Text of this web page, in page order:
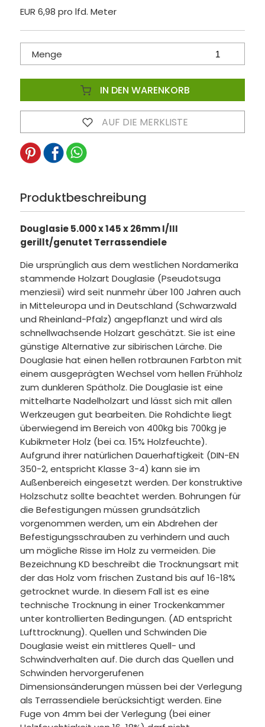
EUR 6,98 pro lfd. Meter
Menge
IN DEN WARENKORB
AUF DIE MERKLISTE
Produktbeschreibung
Douglasie 5.000 x 145 x 26mm I/III
gerillt/genutet Terrassendiele
Die ursprünglich aus dem westlichen Nordamerika
stammende Holzart Douglasie (Pseudotsuga
menziesii) wird seit nunmehr über 100 Jahren auch
in Mitteleuropa und in Deutschland (Schwarzwald
und Rheinland-Pfalz) angepflanzt und wird als
schnellwachsende Holzart geschätzt. Sie ist eine
günstige Alternative zur sibirischen Lärche. Die
Douglasie hat einen hellen rotbraunen Farbton mit
einem ausgeprägten Wechsel vom hellen Frühholz
zum dunkleren Spätholz. Die Douglasie ist eine
mittelharte Nadelholzart und lässt sich mit allen
Werkzeugen gut bearbeiten. Die Rohdichte liegt
überwiegend im Bereich von 400kg bis 700kg je
Kubikmeter Holz (bei ca. 15% Holzfeuchte).
Aufgrund ihrer natürlichen Dauerhaftigkeit (DIN-EN
350-2, entspricht Klasse 3-4) kann sie im
Außenbereich eingesetzt werden. Der konstruktive
Holzschutz sollte beachtet werden. Bohrungen für
die Befestigungen müssen grundsätzlich
vorgenommen werden, um ein Abdrehen der
Befestigungsschrauben zu verhindern und auch
um mögliche Risse im Holz zu vermeiden. Die
Bezeichnung KD beschreibt die Trocknungsart mit
der das Holz vom frischen Zustand bis auf 16-18%
getrocknet wurde. In diesem Fall ist es eine
technische Trocknung in einer Trockenkammer
unter kontrollierten Bedingungen. (AD entspricht
Lufttrocknung). Quellen und Schwinden Die
Douglasie weist ein mittleres Quell- und
Schwindverhalten auf. Die durch das Quellen und
Schwinden hervorgerufenen
Dimensionsänderungen müssen bei der Verlegung
als Terrassendiele berücksichtigt werden. Eine
Fuge von 4mm bei der Verlegung (bei einer